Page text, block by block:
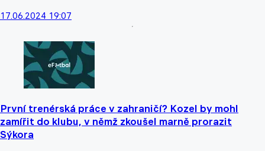
17.06.2024 19:07
První trenérská práce v zahraničí? Kozel by mohl
zamířit do klubu, v němž zkoušel marně prorazit
Sýkora